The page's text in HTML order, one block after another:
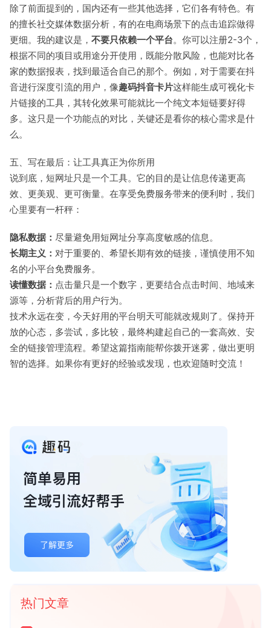
除了前面提到的，国内还有一些其他选择，它们各有特色。有
的擅长社交媒体数据分析，有的在电商场景下的点击追踪做得
更细。我的建议是， 不要只依赖一个平台。你可以注册2-3个，
根据不同的项目或用途分开使用，既能分散风险，也能对比各
家的数据报表，找到最适合自己的那个。例如，对于需要在抖
音进行深度引流的用户，像趣码抖音卡片这样能生成可视化卡
片链接的工具，其转化效果可能就比一个纯文本短链要好得
多。这只是一个功能点的对比，关键还是看你的核心需求是什
么。
五、写在最后：让工具真正为你所用
说到底，短网址只是一个工具。它的目的是让信息传递更高
效、更美观、更可衡量。在享受免费服务带来的便利时，我们
心里要有一杆秤：
隐私数据： 尽量避免用短网址分享高度敏感的信息。
长期主义： 对于重要的、希望长期有效的链接，谨慎使用不知
名的小平台免费服务。
读懂数据： 点击量只是一个数字，更要结合点击时间、地域来
源等，分析背后的用户行为。
技术永远在变，今天好用的平台明天可能就改规则了。保持开
放的心态，多尝试，多比较，最终构建起自己的一套高效、安
全的链接管理流程。希望这篇指南能帮你拨开迷雾，做出更明
智的选择。如果你有更好的经验或发现，也欢迎随时交流！
热门文章